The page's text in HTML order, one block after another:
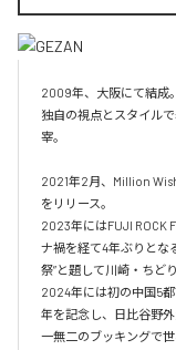
2009年、大阪にて結成。
独自の視点とスタイル
宰。
2021年2月、Million
をリリース。
2023年にはFUJI ROCK
ナ禍を経て4年ぶりとな
祭”と題して川崎・ちど
2024年には初の中国5
年を記念し、日比谷野
一無二のブッキングで